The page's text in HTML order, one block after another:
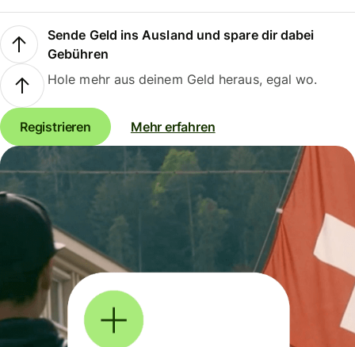
Sende Geld ins Ausland und spare dir dabei
Gebühren
Hole mehr aus deinem Geld heraus, egal wo.
Registrieren Mehr erfahren